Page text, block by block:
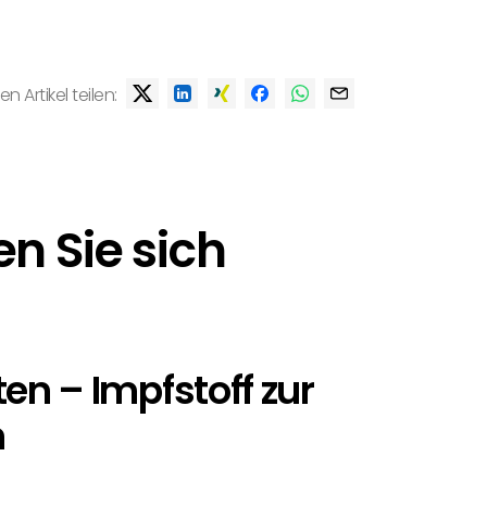
Artikel teilen:
Sie sich
– Impfstoff zur